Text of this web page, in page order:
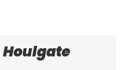
Houlgate